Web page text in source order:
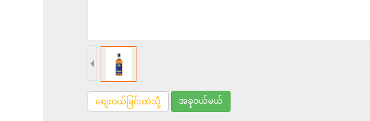
စျေးဝယ်ခြင်းထဲသို့ အခုဝယ်မယ်